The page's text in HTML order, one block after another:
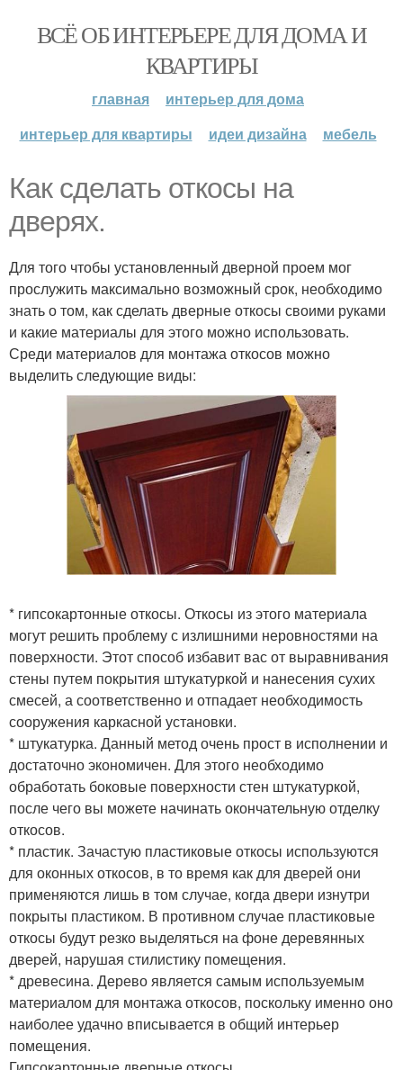
ВСЁ ОБ ИНТЕРЬЕРЕ ДЛЯ ДОМА И
КВАРТИРЫ
главная
интерьер для дома
интерьер для квартиры
идеи дизайна мебель
Как сделать откосы на
дверях.
Для того чтобы установленный дверной проем мог
прослужить максимально возможный срок, необходимо
знать о том, как сделать дверные откосы своими руками
и какие материалы для этого можно использовать.
Среди материалов для монтажа откосов можно
выделить следующие виды:
* гипсокартонные откосы. Откосы из этого материала
могут решить проблему с излишними неровностями на
поверхности. Этот способ избавит вас от выравнивания
стены путем покрытия штукатуркой и нанесения сухих
смесей, а соответственно и отпадает необходимость
сооружения каркасной установки.
* штукатурка. Данный метод очень прост в исполнении и
достаточно экономичен. Для этого необходимо
обработать боковые поверхности стен штукатуркой,
после чего вы можете начинать окончательную отделку
откосов.
* пластик. Зачастую пластиковые откосы используются
для оконных откосов, в то время как для дверей они
применяются лишь в том случае, когда двери изнутри
покрыты пластиком. В противном случае пластиковые
откосы будут резко выделяться на фоне деревянных
дверей, нарушая стилистику помещения.
* древесина. Дерево является самым используемым
материалом для монтажа откосов, поскольку именно оно
наиболее удачно вписывается в общий интерьер
помещения.